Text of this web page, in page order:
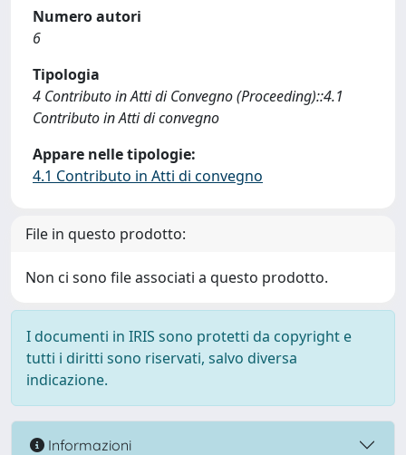
Numero autori
6
Tipologia
4 Contributo in Atti di Convegno (Proceeding)::4.1
Contributo in Atti di convegno
Appare nelle tipologie:
4.1 Contributo in Atti di convegno
File in questo prodotto:
Non ci sono file associati a questo prodotto.
I documenti in IRIS sono protetti da copyright e
tutti i diritti sono riservati, salvo diversa
indicazione.
Informazioni